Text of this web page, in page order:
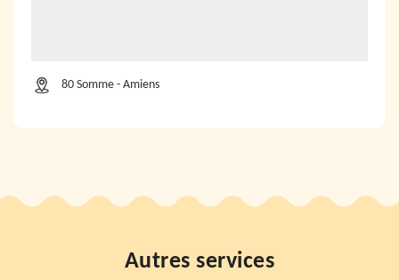
80 Somme - Amiens
Autres services